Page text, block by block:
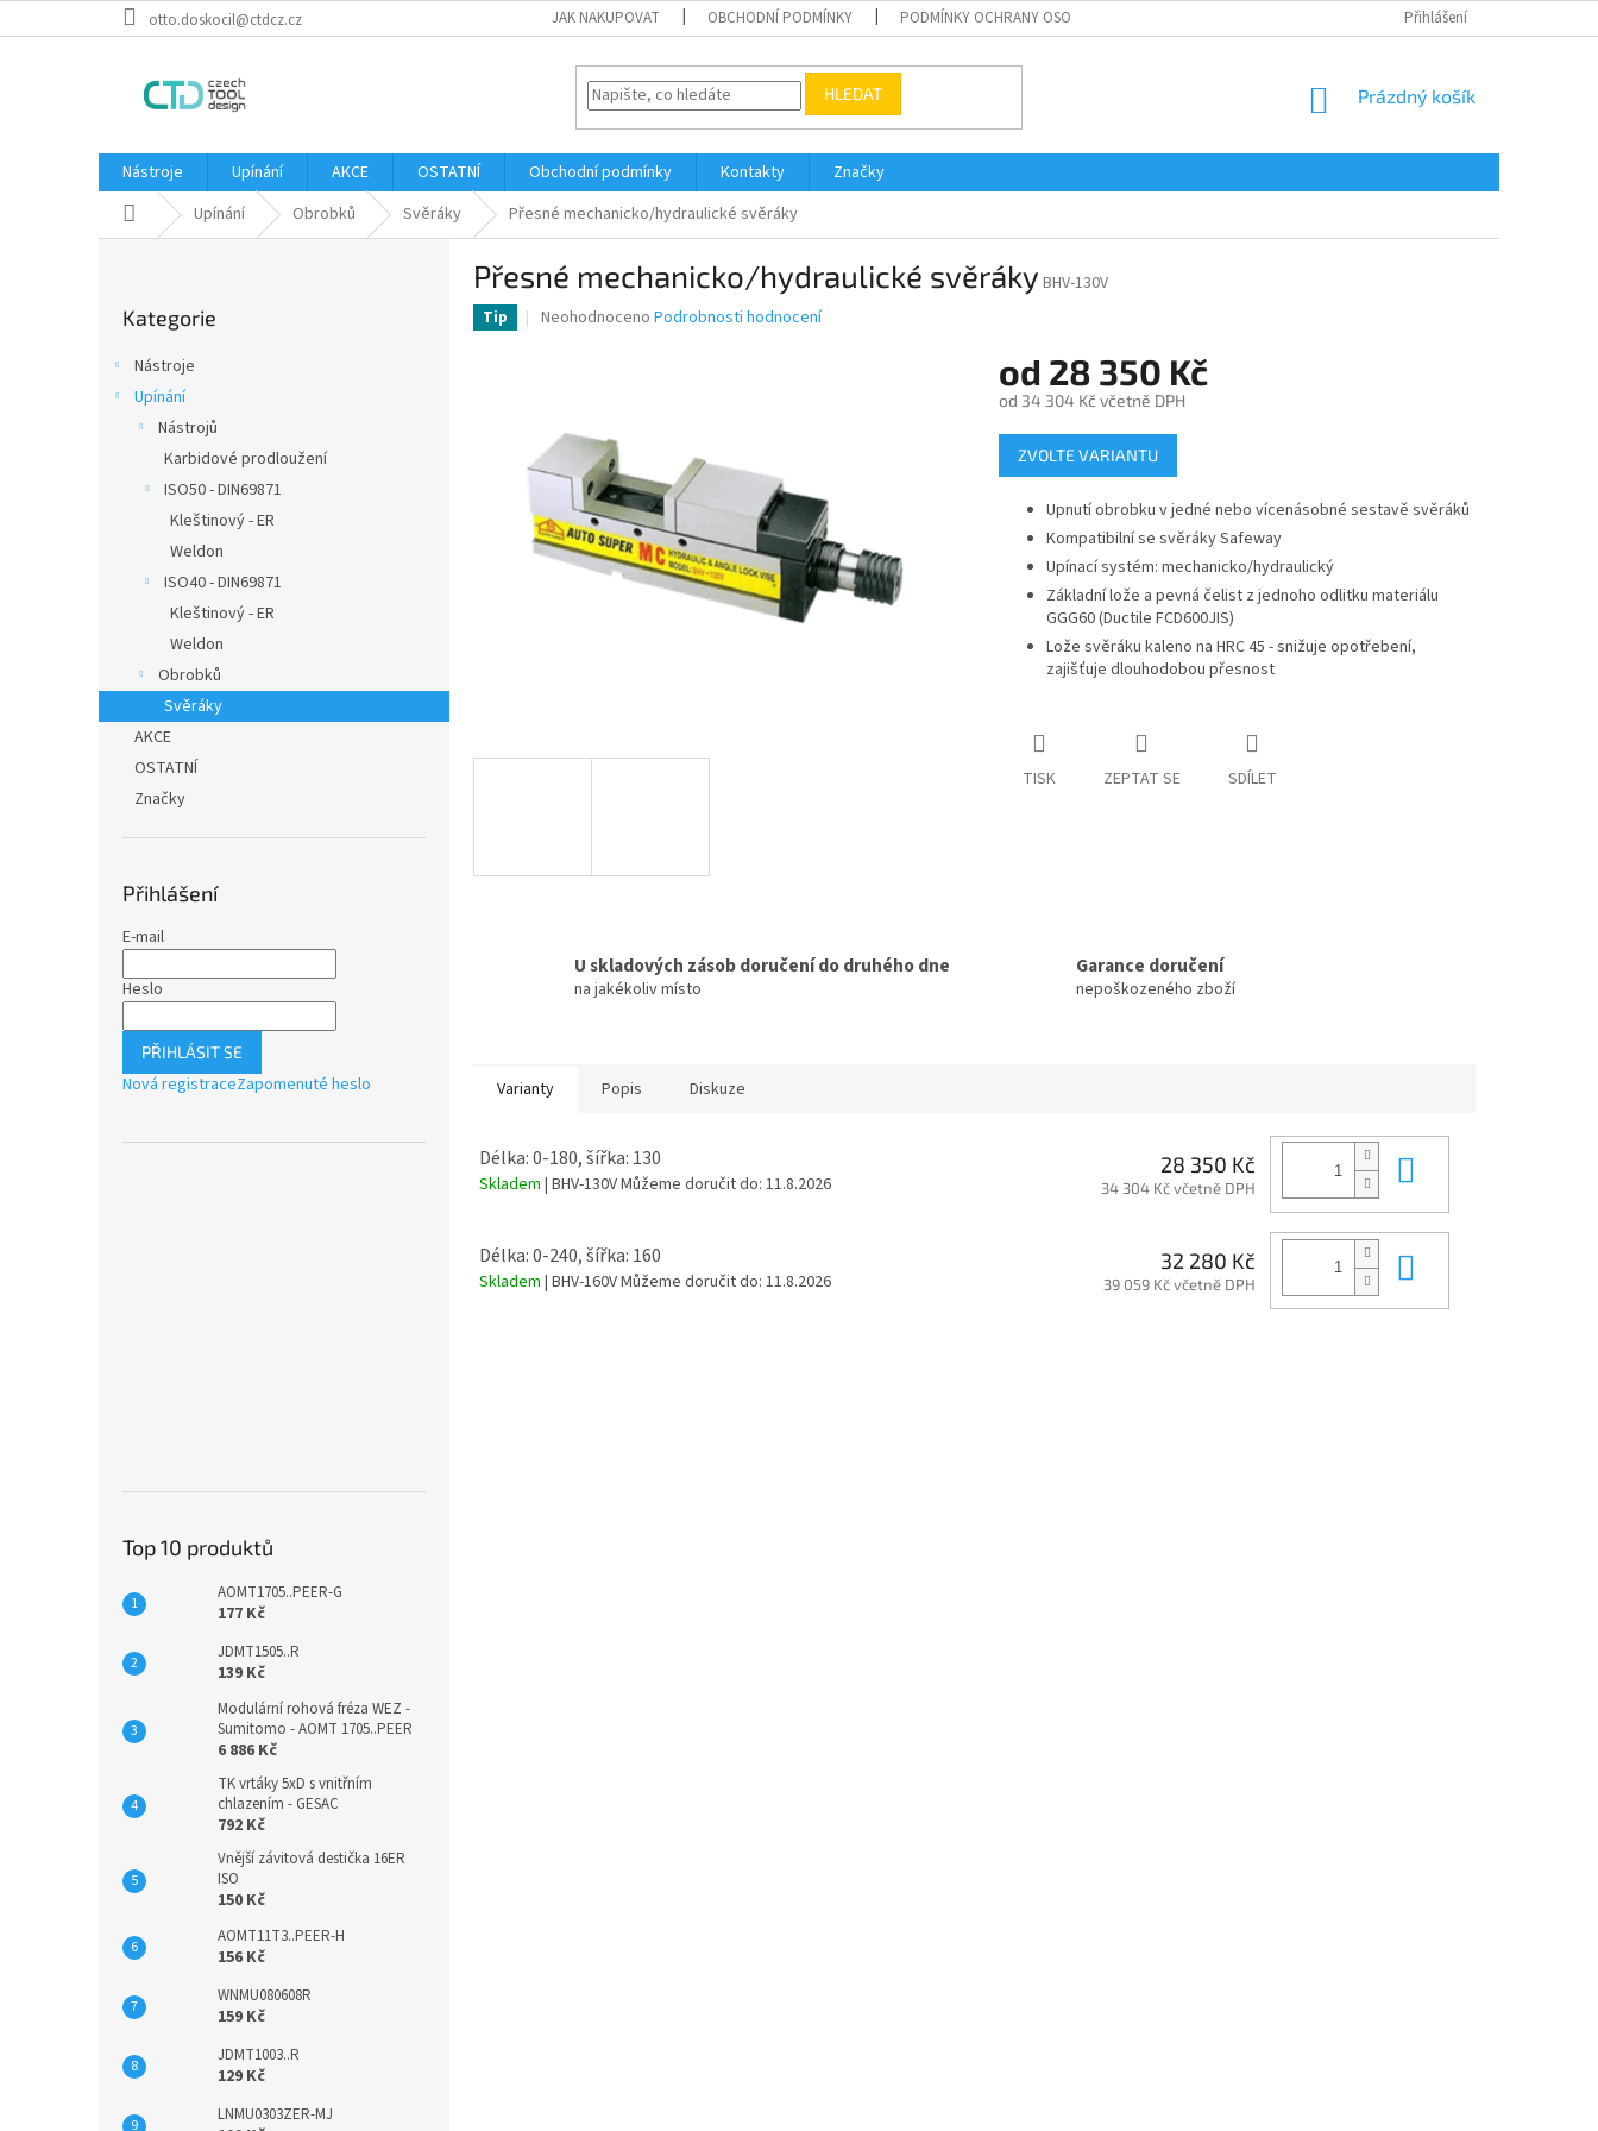
na
otto.doskocil@ctdcz.cz JAK NAKUPOVAT OBCHODNÍ PODMÍNKY PODMÍNKY OCHRANY OSOBNÍCH ÚDAJŮ Přihlášení
HLEDAT
NÁKUPNÍ
Prázdný košík
Nástroje Upínání AKCE OSTATNÍ Obchodní podmínky Kontakty
Značky
Domů Upínání Obrobků Svěráky Přesné mechanicko/hydraulické svěráky
kategorie
Kategorie
Nástroje
Upínání
Nástrojů
Karbidové prodloužení
ISO50 - DIN69871
Kleštinový - ER
Weldon
ISO40 - DIN69871
Kleštinový - ER
Weldon
Obrobků
Svěráky
AKCE
OSTATNÍ
Značky
Přihlášení
E-mail
Heslo
PŘIHLÁSIT SE
Nová registraceZapomenuté heslo
Top 10 produktů
AOMT1705..PEER-G
177 Kč
JDMT1505..R
139 Kč
Modulární rohová fréza WEZ -
Sumitomo - AOMT 1705..PEER
6 886 Kč
TK vrtáky 5xD s vnitřním
chlazením - GESAC
792 Kč
Vnější závitová destička 16ER
ISO
150 Kč
AOMT11T3..PEER-H
156 Kč
WNMU080608R
159 Kč
JDMT1003..R
129 Kč
LNMU0303ZER-MJ
Přesné mechanicko/hydraulické svěráky BHV-130V
Tip
Průměrné
5
hvězdiček.
Neohodnoceno Podrobnosti hodnocení
od 28 350 Kč
od 34 304 Kčvčetně DPH
Měrná
cena:
ZVOLTE VARIANTU
Upnutí obrobku v jedné nebo vícenásobné sestavě svěráků
Kompatibilní se svěráky Safeway
Upínací systém: mechanicko/hydraulický
Základní lože a pevná čelist z jednoho odlitku materiálu
GGG60 (Ductile FCD600JIS)
Lože svěráku kaleno na HRC 45 - snižuje opotřebení,
zajišťuje dlouhodobou přesnost
TISK ZEPTAT SE SDÍLET
U skladových zásob doručení do druhého dne
na jakékoliv místo
Garance doručení
nepoškozeného zboží
Varianty Popis Diskuze
Délka: 0-180, šířka: 130
Skladem | BHV-130VMůžeme doručit do: 11.8.2026
28 350 Kč
34 304 Kč včetně DPH
Délka: 0-240, šířka: 160
Skladem | BHV-160VMůžeme doručit do: 11.8.2026
32 280 Kč
39 059 Kč včetně DPH